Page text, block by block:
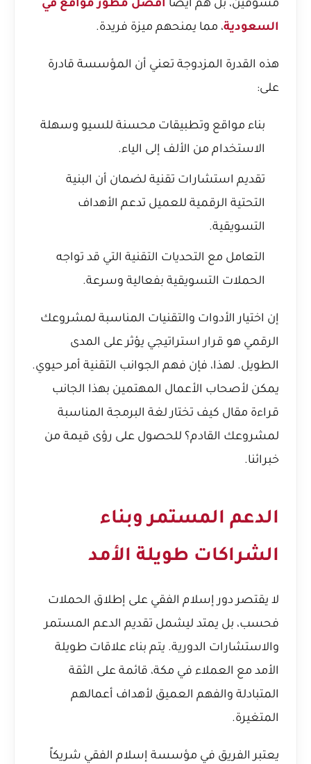
مسوقين، بل هم أيضاً افضل مطور مواقع في
السعودية، مما يمنحهم ميزة فريدة.
هذه القدرة المزدوجة تعني أن المؤسسة قادرة
على:
بناء مواقع وتطبيقات محسنة للسيو وسهلة
الاستخدام من الألف إلى الياء.
تقديم استشارات تقنية لضمان أن البنية
التحتية الرقمية للعميل تدعم الأهداف
التسويقية.
التعامل مع التحديات التقنية التي قد تواجه
الحملات التسويقية بفعالية وسرعة.
إن اختيار الأدوات والتقنيات المناسبة لمشروعك
الرقمي هو قرار استراتيجي يؤثر على المدى
الطويل. لهذا، فإن فهم الجوانب التقنية أمر حيوي.
يمكن لأصحاب الأعمال المهتمين بهذا الجانب
قراءة مقال كيف تختار لغة البرمجة المناسبة
لمشروعك القادم؟ للحصول على رؤى قيمة من
خبرائنا.
الدعم المستمر وبناء
الشراكات طويلة الأمد
لا يقتصر دور إسلام الفقي على إطلاق الحملات
فحسب، بل يمتد ليشمل تقديم الدعم المستمر
والاستشارات الدورية. يتم بناء علاقات طويلة
الأمد مع العملاء في مكة، قائمة على الثقة
المتبادلة والفهم العميق لأهداف أعمالهم
المتغيرة.
يعتبر الفريق في مؤسسة إسلام الفقي شريكاً